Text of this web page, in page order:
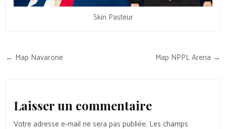
Skin Pasteur
Navigation
← Map Navarone Map NPPL Arena →
Laisser un commentaire
Votre adresse e-mail ne sera pas publiée. Les champs